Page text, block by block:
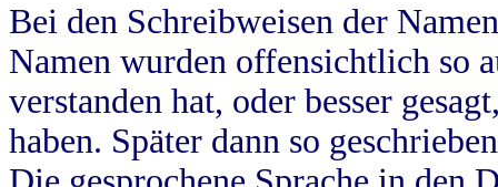
Bei den Schreibweisen der
Namen wurden offensichtlich so
verstanden hat, oder besser
haben. Später dann so